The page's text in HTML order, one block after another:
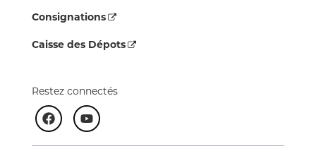
Consignations
Caisse des Dépots
Restez connectés